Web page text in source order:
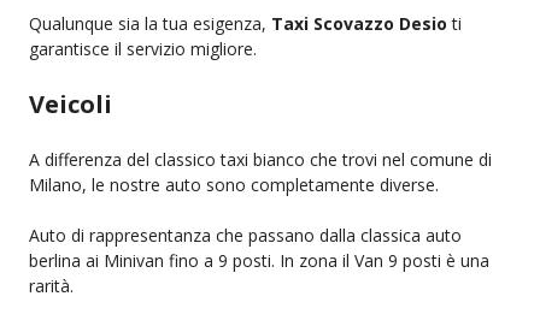
Qualunque sia la tua esigenza, Taxi Scovazzo Desio ti
garantisce il servizio migliore.
Veicoli
A differenza del classico taxi bianco che trovi nel comune di
Milano, le nostre auto sono completamente diverse.
Auto di rappresentanza che passano dalla classica auto
berlina ai Minivan fino a 9 posti. In zona il Van 9 posti è una
rarità.